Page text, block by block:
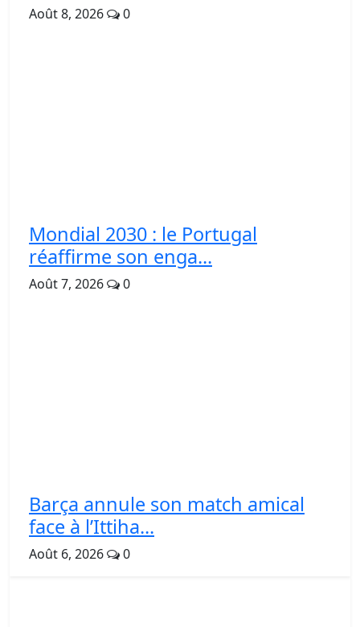
Août 8, 2026 0
Mondial 2030 : le Portugal
réaffirme son enga...
Août 7, 2026 0
Barça annule son match amical
face à l’Ittiha...
Août 6, 2026 0